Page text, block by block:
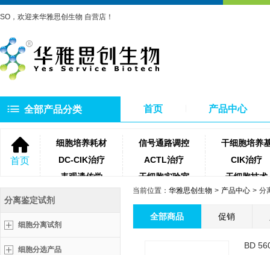
SO，欢迎来华雅思创生物 自营店！
全部产品分类 首页 产品中心
首页
细胞培养耗材 信号通路调控
干细胞培养
DC-CIK治疗
ACTL治疗
CIK治疗
表观遗传学
干细胞实验室
干细胞技术
微生物培养基
琼脂糖
牛血清
测序相关试剂耗材 PCR相关试
分离鉴定试剂
细胞分离试剂
细胞分选产品
当前位置： 华雅思创生物 产品中心 分
全部商品 促销
BD